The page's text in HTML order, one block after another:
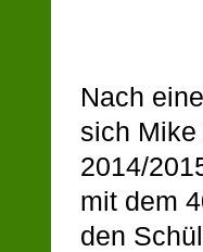
Nach
sich
2014/
mit dem
den